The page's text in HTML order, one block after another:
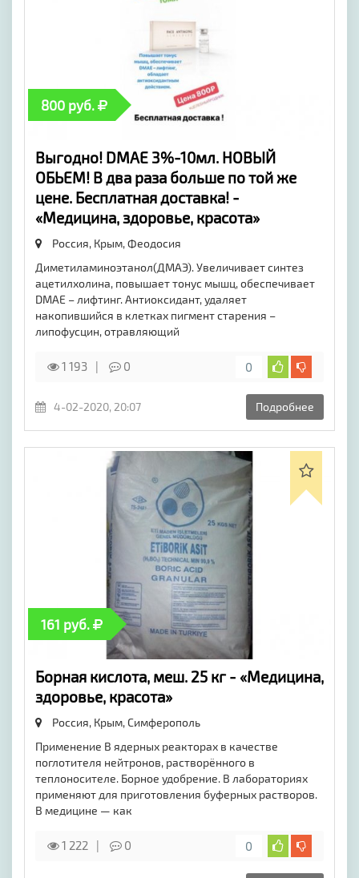
800 руб.
Выгодно! DMAE 3%-10мл. НОВЫЙ
ОБЬЕМ! В два раза больше по той же
цене. Бесплатная доставка! -
«Медицина, здоровье, красота»
Россия, Крым,Феодосия
Диметиламиноэтанол(ДМАЭ). Увеличивает синтез
ацетилхолина, повышает тонус мышц, обеспечивает
DMAE – лифтинг. Антиоксидант, удаляет
накопившийся в клетках пигмент старения –
липофусцин, отравляющий
1 193 0 0
4-02-2020, 20:07 Подробнее
161 руб.
Борная кислота, меш. 25 кг - «Медицина,
здоровье, красота»
Россия, Крым,Симферополь
Применение В ядерных реакторах в качестве
поглотителя нейтронов, растворённого в
теплоносителе. Борное удобрение. В лабораториях
применяют для приготовления буферных растворов.
В медицине — как
1 222 0 0